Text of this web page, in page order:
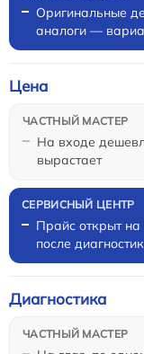
Оригинальные
аналоги —
На входе
вырастает
Цена
Прайс открыт на
после
Диагностика